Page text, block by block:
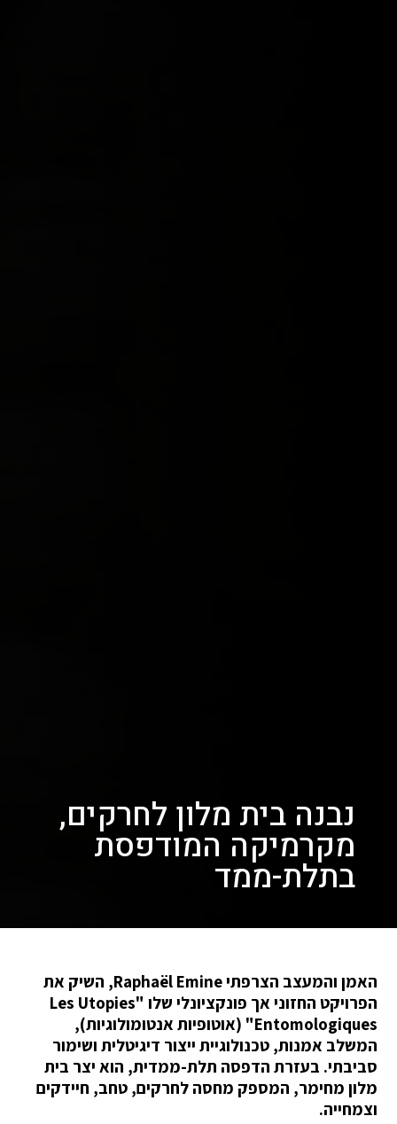
נבנה בית מלון לחרקים,
מקרמיקה המודפסת
בתלת-ממד
האמן והמעצב הצרפתי Raphaël Emine, השיק את
הפרויקט החזוני אך פונקציונלי שלו "Les Utopies
Entomologiques" (אוטופיות אנטומולוגיות),
המשלב אמנות, טכנולוגיית ייצור דיגיטלית ושימור
סביבתי. בעזרת הדפסה תלת-ממדית, הוא יצר בית
מלון מחימר, המספק מחסה לחרקים, טחב, חיידקים
וצמחייה.